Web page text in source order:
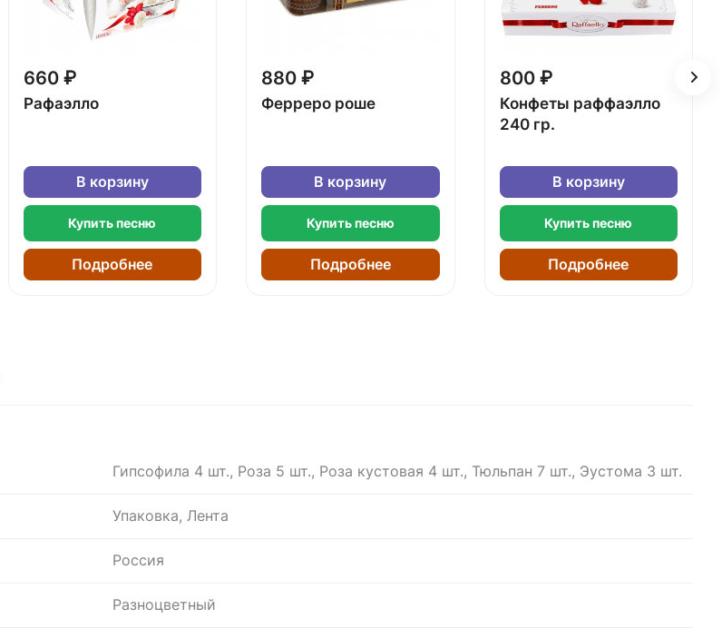
660 ₽
Рафаэлло
В корзину
Купить песню
Подробнее
880 ₽
Ферреро роше
В корзину
Купить песню
Подробнее
800 ₽
Конфеты раффаэлло
240 гр.
В корзину
Купить песню
Подробнее
Гипсофила 4 шт., Роза 5 шт., Роза кустовая 4 шт., Тюльпан 7 шт., Эустома 3 шт.
Упаковка, Лента
Россия
Разноцветный